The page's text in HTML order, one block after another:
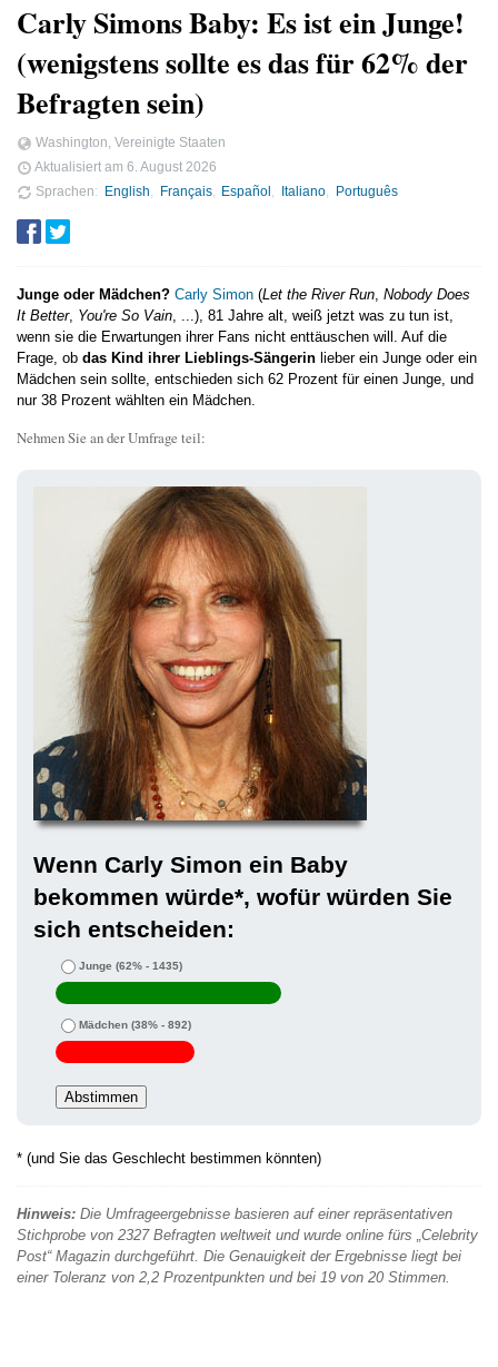
Carly Simons Baby: Es ist ein Junge!
(wenigstens sollte es das für 62% der
Befragten sein)
Washington, Vereinigte Staaten
Aktualisiert am 6. August 2026
Sprachen
English Français Español Italiano Português
Junge oder Mädchen? Carly Simon (Let the River Run, Nobody Does
It Better, You're So Vain, ...), 81 Jahre alt, weiß jetzt was zu tun ist,
wenn sie die Erwartungen ihrer Fans nicht enttäuschen will. Auf die
Frage, ob das Kind ihrer Lieblings-Sängerin lieber ein Junge oder ein
Mädchen sein sollte, entschieden sich 62 Prozent für einen Junge, und
nur 38 Prozent wählten ein Mädchen.
Nehmen Sie an der Umfrage teil:
Wenn Carly Simon ein Baby
bekommen würde*, wofür würden Sie
sich entscheiden:
Junge (62% - 1435)
Mädchen (38% - 892)
* (und Sie das Geschlecht bestimmen könnten)
Hinweis: Die Umfrageergebnisse basieren auf einer repräsentativen
Stichprobe von 2327 Befragten weltweit und wurde online fürs „Celebrity
Post“ Magazin durchgeführt. Die Genauigkeit der Ergebnisse liegt bei
einer Toleranz von 2,2 Prozentpunkten und bei 19 von 20 Stimmen.